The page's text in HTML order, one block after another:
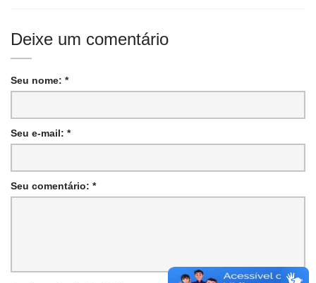
Deixe um comentário
Seu nome: *
Seu e-mail: *
Seu comentário: *